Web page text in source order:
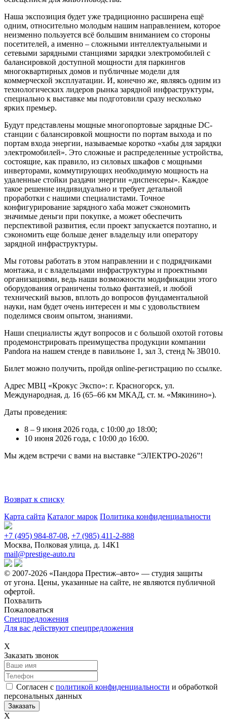
Наша экспозиция будет уже традиционно расширена ещё
одним, относительно молодым нашим направлением, которое
неизменно пользуется всё большим вниманием со стороны
посетителей, а именно – сложными интеллектуальными и
сетевыми зарядными станциями зарядки электромобилей с
балансировкой доступной мощности для паркингов
многоквартирных домов и публичные модели для
коммерческой эксплуатации. И, конечно же, являясь одним из
технологических лидеров рынка зарядной инфраструктуры,
специально к выставке мы подготовили сразу несколько
ярких премьер.
Будут представлены мощные многопортовые зарядные DC-
станции с балансировкой мощности по портам выхода и по
портам входа энергии, называемые коротко «хабы для зарядки
электромобилей». Это сложные и распределенные устройства,
состоящие, как правило, из силовых шкафов с мощными
инверторами, коммутирующих необходимую мощность на
удаленные стойки раздачи энергии «диспенсеры». Каждое
такое решение индивидуально и требует детальной
проработки с нашими специалистами. Точное
конфигурирование зарядного хаба может сэкономить
значимые деньги при покупке, а может обеспечить
перспективой развития, если проект запускается поэтапно, и
сэкономить еще больше денег владельцу или оператору
зарядной инфраструктуры.
Мы готовы работать в этом направлении и с подрядчиками
монтажа, и с владельцами инфраструктуры и проектными
организациями, ведь наши возможности модификации этого
оборудования ограничены только фантазией, и любой
технический вызов, вплоть до вопросов фундаментальной
науки, нам будет очень интересен и мы с удовольствием
поделимся своим опытом, знаниями.
Наши специалисты ждут вопросов и с большой охотой готовы
продемонстрировать преимущества продукции компании
Pandora на нашем стенде в павильоне 1, зал 3, стенд № 3B010.
Билет можно получить, пройдя online-регистрацию по ссылке.
Адрес МВЦ «Крокус Экспо»: г. Красногорск, ул.
Международная, д. 16 (65–66 км МКАД, ст. м. «Мякинино»).
Даты проведения:
8 – 9 июня 2026 года, с 10:00 до 18:00;
10 июня 2026 года, с 10:00 до 16:00.
Мы ждем встречи с вами на выставке “ЭЛЕКТРО-2026”!
Возврат к списку
Карта сайта Каталог марок Политика конфиденциальности
+7 (495) 984-87-08, +7 (985) 411-2-888
Москва, Полковая улица, д. 14К1
mail@prestige-auto.ru
© 2007-2026 «Пандора Престиж–авто» — студия защиты
от угона. Цены, указанные на сайте, не являются публичной
офертой.
Похвалить
Пожаловаться
Спецпредложения
Для вас действуют спецпредложения
Х
Заказать звонок
Согласен с политикой конфиденциальности и обработкой
персональных данных
Х